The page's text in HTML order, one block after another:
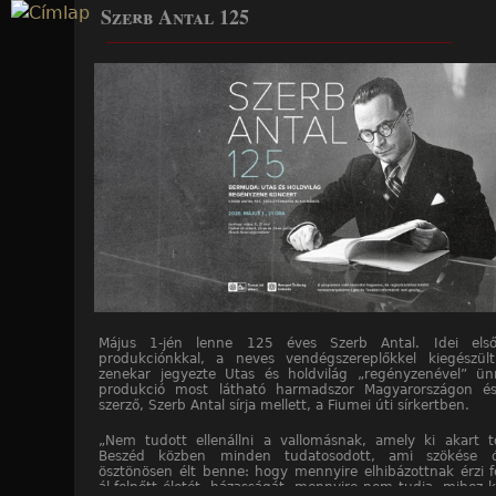
Jump to navigation
Szerb Antal 125
Május 1-jén lenne 125 éves Szerb Antal. Idei
produkciónkkal, a neves vendégszereplőkkel
zenekar jegyezte Utas és holdvilág „regényzenével”
produkció most látható harmadszor Magyarországon
szerző, Szerb Antal sírja mellett, a Fiumei úti sírkertben.
„Nem tudott ellenállni a vallomásnak, amely ki akart
Beszéd közben minden tudatosodott, ami szökése
ösztönösen élt benne: hogy mennyire elhibázottnak érzi
ál-felnőtt életét, házasságát, mennyire nem tudja, mihez